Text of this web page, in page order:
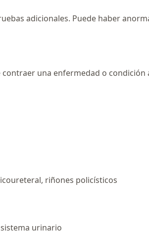
adicionales. Puede haber
una enfermedad o condición
riñones policísticos
urinario